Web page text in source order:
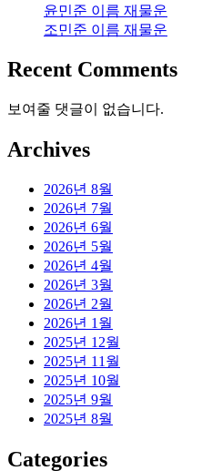
윤민준 이름 재물운
조민준 이름 재물운
Recent Comments
보여줄 댓글이 없습니다.
Archives
2026년 8월
2026년 7월
2026년 6월
2026년 5월
2026년 4월
2026년 3월
2026년 2월
2026년 1월
2025년 12월
2025년 11월
2025년 10월
2025년 9월
2025년 8월
Categories